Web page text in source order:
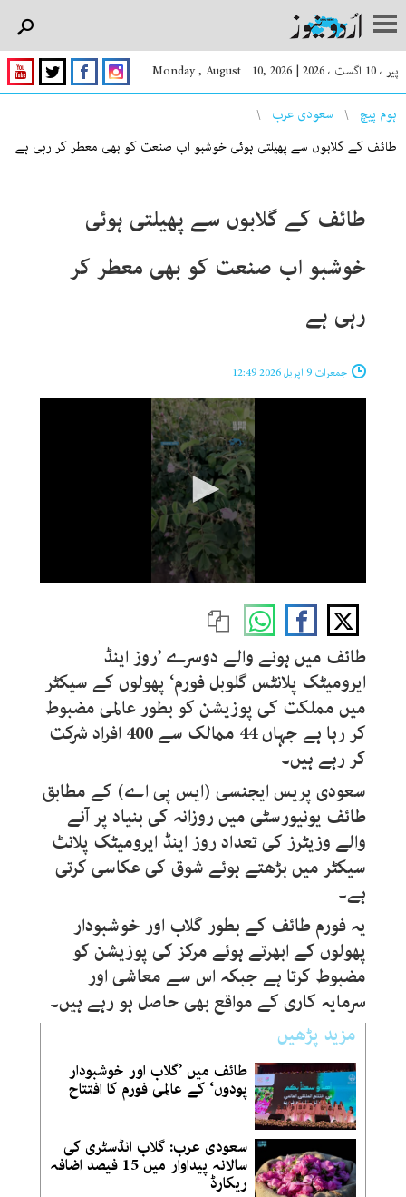
پیر ، 10 اگست ، 2026 |
Monday , August 10, 2026
You are here
ہوم پیچ
سعودی عرب
طائف کے گلابوں سے پھیلتی ہوئی خوشبو اب صنعت کو بھی معطر کر رہی ہے
طائف کے گلابوں سے پھیلتی ہوئی
خوشبو اب صنعت کو بھی معطر کر
رہی ہے
جمعرات 9 اپریل 2026 12:49
طائف میں ہونے والے دوسرے ’روز اینڈ
ایرومیٹک پلانٹس گلوبل فورم‘ پھولوں کے سیکٹر
میں مملکت کی پوزیشن کو بطور عالمی مضبوط
کر رہا ہے جہاں 44 ممالک سے 400 افراد شرکت
کر رہے ہیں۔
سعودی پریس ایجنسی (ایس پی اے) کے مطابق
طائف یونیورسٹی میں روزانہ کی بنیاد پر آنے
والے وزیٹرز کی تعداد روز اینڈ ایرومیٹک پلانٹ
سیکٹر میں بڑھتے ہوئے شوق کی عکاسی کرتی
ہے۔
یہ فورم طائف کے بطور گلاب اور خوشبودار
پھولوں کے ابھرتے ہوئے مرکز کی پوزیشن کو
مضبوط کرتا ہے جبکہ اس سے معاشی اور
سرمایہ کاری کے مواقع بھی حاصل ہو رہے ہیں۔
مزید پڑھیں
طائف میں ’گلاب اور خوشبودار
پودوں‘ کے عالمی فورم کا افتتاح
سعودی عرب: گلاب انڈسٹری کی
سالانہ پیداوار میں 15 فیصد اضافہ
ریکارڈ